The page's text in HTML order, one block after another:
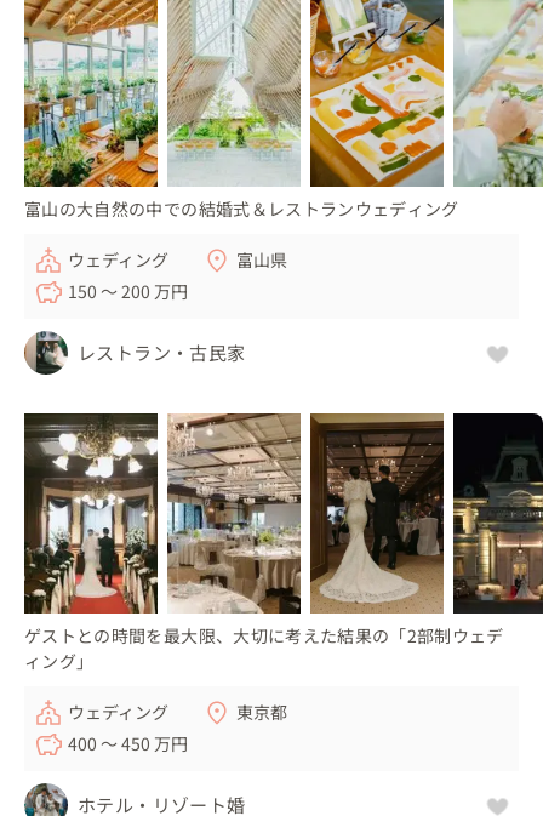
富山の大自然の中での結婚式＆レストランウェディング
ウェディング
富山県
150 〜 200 万円
レストラン・古民家
ゲストとの時間を最大限、大切に考えた結果の「2部制ウェデ
ィング」
ウェディング
東京都
400 〜 450 万円
ホテル・リゾート婚